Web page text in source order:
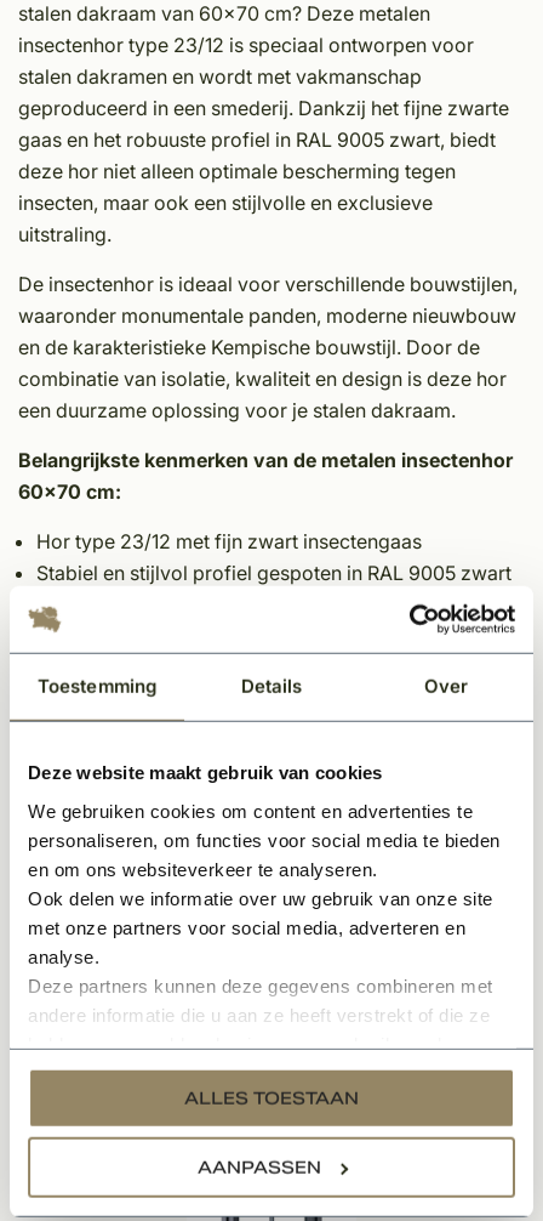
Toestemming Details Over
Deze website maakt gebruik van cookies
We gebruiken cookies om content en advertenties te
personaliseren, om functies voor social media te bieden
en om ons websiteverkeer te analyseren.
Ook delen we informatie over uw gebruik van onze site
met onze partners voor social media, adverteren en
analyse.
Deze partners kunnen deze gegevens combineren met
andere informatie die u aan ze heeft verstrekt of die ze
services.
ALLES TOESTAAN
AANPASSEN
stalen dakraam van 60x70 cm? Deze metalen
insectenhor type 23/12 is speciaal ontworpen voor
stalen dakramen en wordt met vakmanschap
geproduceerd in een smederij. Dankzij het fijne zwarte
gaas en het robuuste profiel in RAL 9005 zwart, biedt
deze hor niet alleen optimale bescherming tegen
insecten, maar ook een stijlvolle en exclusieve
uitstraling.
De insectenhor is ideaal voor verschillende bouwstijlen,
waaronder monumentale panden, moderne nieuwbouw
en de karakteristieke Kempische bouwstijl. Door de
combinatie van isolatie, kwaliteit en design is deze hor
een duurzame oplossing voor je stalen dakraam.
Belangrijkste kenmerken van de metalen insectenhor
60x70 cm:
Hor type 23/12 met fijn zwart insectengaas
Stabiel en stijlvol profiel gespoten in RAL 9005 zwart
Bovenregel voorzien van extra afsluitrubber voor
betere afdichting
insectenwering
Speciaal geschikt voor stalen dakramen met
Met deze robuuste insectenhor bescherm je je huis
effectief tegen ongewenste insecten, zonder afbreuk
te doen aan het uiterlijk van je stalen dakraam. Bestel
nu jouw op maat gemaakte hor en ervaar de perfecte
combinatie van kwaliteit, functionaliteit en design!